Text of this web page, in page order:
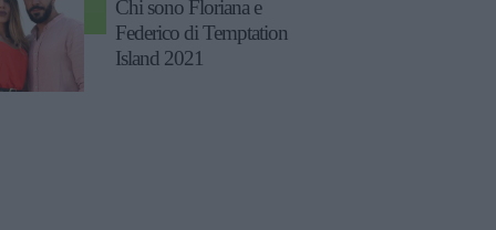
Chi sono Floriana e
Federico di Temptation
Island 2021